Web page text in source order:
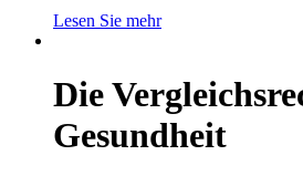
Lesen Sie mehr
Die
Gesundheit